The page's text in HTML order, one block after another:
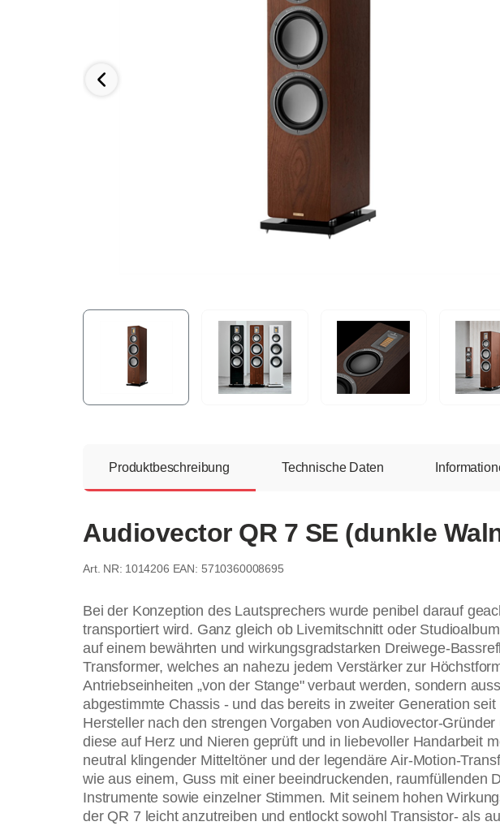
Produktbeschreibung Technische Daten
Audiovector QR 7 SE (dunkle
1014206 EAN: 5710360008695
Bei der Konzeption des Lautsprechers wurde penibel darauf
transportiert wird. Ganz gleich ob Livemitschnitt oder
auf einem bewährten und wirkungsgradstarken Dreiwege-
Transformer, welches an nahezu jedem Verstärker zur
Antriebseinheiten „von der Stange" verbaut werden, sondern
abgestimmte Chassis - und das bereits in zweiter Generation
Hersteller nach den strengen Vorgaben von Audiovector-
diese auf Herz und Nieren geprüft und in liebevoller Handarbeit
neutral klingender Mitteltöner und der legendäre Air-Motion-
wie aus einem, Guss mit einer beeindruckenden, raumfüllenden
Instrumente sowie einzelner Stimmen. Mit seinem hohen
der QR 7 leicht anzutreiben und entlockt sowohl Transistor- als